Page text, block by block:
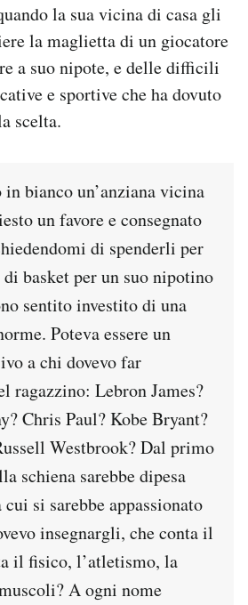
la sua vicina di casa gli
la maglietta di un giocatore
a suo nipote, e delle difficili
e sportive che ha dovuto
scelta.
bianco un’anziana vicina
un favore e consegnato
di spenderli per
basket per un suo nipotino
sentito investito di una
Poteva essere un
a chi dovevo far
ragazzino: Lebron James?
Chris Paul? Kobe Bryant?
Westbrook? Dal primo
schiena sarebbe dipesa
si sarebbe appassionato
insegnargli, che conta il
il fisico, l’atletismo, la
A ogni nome